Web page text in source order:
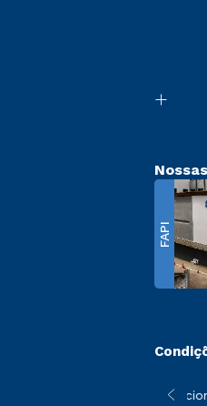
FAPI
sofrer alterações
*A condição